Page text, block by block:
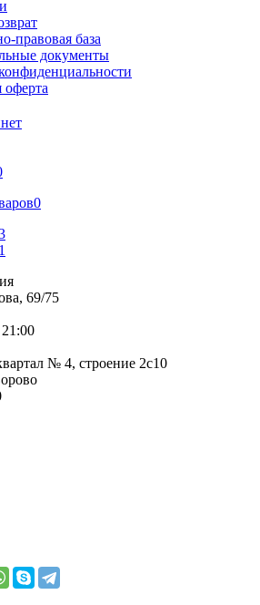
правовая база
документы
0
69/75
№ 4, строение 2с10